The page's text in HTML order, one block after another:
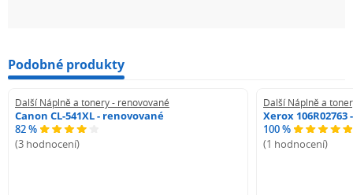
Podobné produkty
Další Náplně a tonery - renovované
Canon CL-541XL - renovované
82 %
(3 hodnocení)
Další Náplně a
Xerox
100 %
(1 hodnocení)